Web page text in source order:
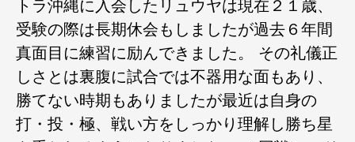
トラ沖縄に入会したリュウヤは現在２１歳、
受験の際は長期休会もしましたが過去６年間
真面目に練習に励んできました。 その礼儀正
しさとは裏腹に試合では不器用な面もあり、
勝てない時期もありましたが最近は自身の
打・投・極、戦い方をしっかり理解し勝ち星